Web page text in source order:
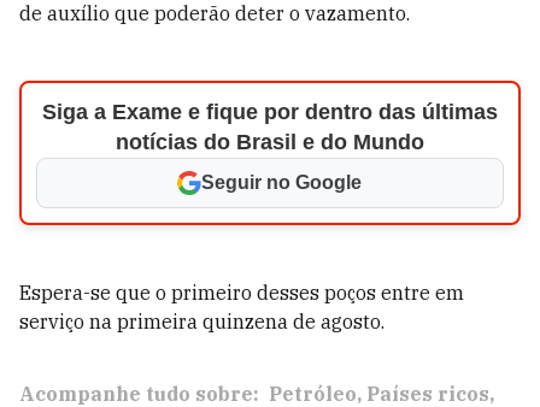
de auxílio que poderão deter o vazamento.
Siga a Exame e fique por dentro das últimas
notícias do Brasil e do Mundo
Seguir no Google
Espera-se que o primeiro desses poços entre em
serviço na primeira quinzena de agosto.
Acompanhe tudo sobre: Petróleo Países ricos